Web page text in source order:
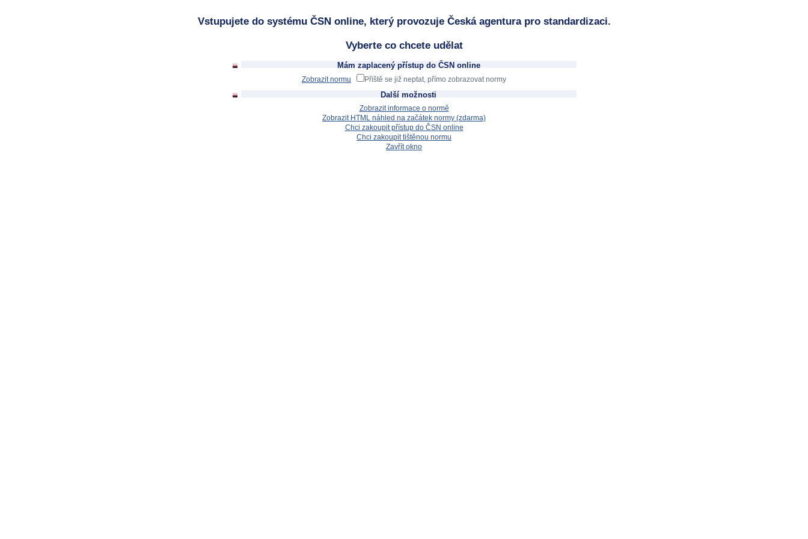
Vstupujete do systému ČSN online, který provozuje Česká agentura pro standardizaci.
Vyberte co chcete udělat
Mám zaplacený přístup do ČSN online
Zobrazit normu Příště se již neptat, přímo zobrazovat normy
Další možnosti
Zobrazit informace o normě
Zobrazit HTML náhled na začátek normy (zdarma)
Chci zakoupit přístup do ČSN online
Chci zakoupit tištěnou normu
Zavřít okno